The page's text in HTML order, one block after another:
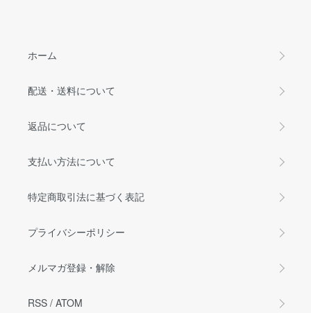
ホーム
配送・送料について
返品について
支払い方法について
特定商取引法に基づく表記
プライバシーポリシー
メルマガ登録・解除
RSS / ATOM